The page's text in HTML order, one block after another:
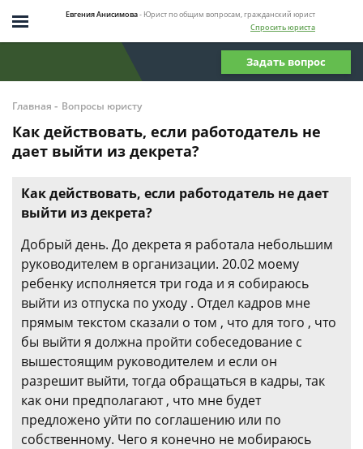
Евгения Анисимова- Юрист по общим вопросам, гражданский юрист
Спросить юриста
Задать вопрос
Главная - Вопросы юристу
Как действовать, если работодатель не
дает выйти из декрета?
Как действовать, если работодатель не дает
выйти из декрета?
Добрый день. До декрета я работала небольшим
руководителем в организации. 20.02 моему
ребенку исполняется три года и я собираюсь
выйти из отпуска по уходу . Отдел кадров мне
прямым текстом сказали о том , что для того , что
бы выйти я должна пройти собеседование с
вышестоящим руководителем и если он
разрешит выйти, тогда обращаться в кадры, так
как они предполагают , что мне будет
предложено уйти по соглашению или по
собственному. Чего я конечно не мобираюсь